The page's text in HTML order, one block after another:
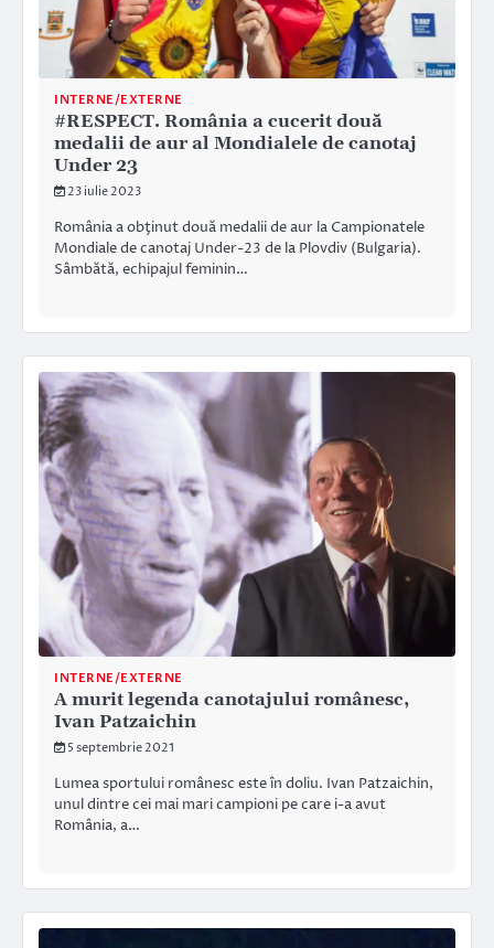
INTERNE/EXTERNE
#RESPECT. România a cucerit două
medalii de aur al Mondialele de canotaj
Under 23
23 iulie 2023
România a obţinut două medalii de aur la Campionatele
Mondiale de canotaj Under-23 de la Plovdiv (Bulgaria).
Sâmbătă, echipajul feminin…
INTERNE/EXTERNE
A murit legenda canotajului românesc,
Ivan Patzaichin
5 septembrie 2021
Lumea sportului românesc este în doliu. Ivan Patzaichin,
unul dintre cei mai mari campioni pe care i-a avut
România, a…